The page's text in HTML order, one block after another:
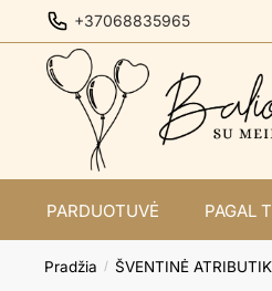
to
navigation
to
content
+37068835965
PARDUOTUVĖ PAGAL
Pradžia / ŠVENTINĖ